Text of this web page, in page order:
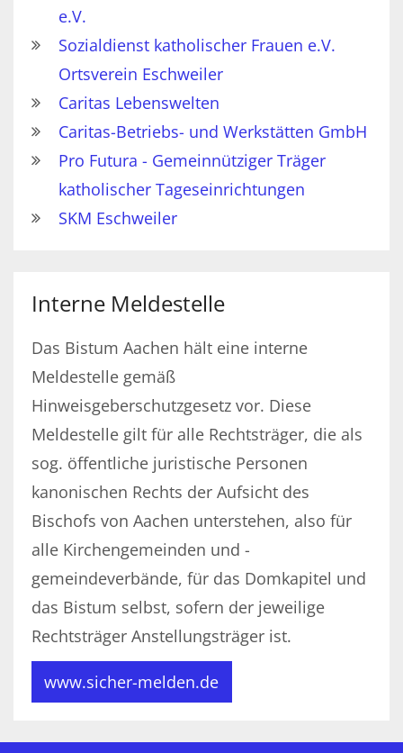
e.V.
Sozialdienst katholischer Frauen e.V.
Ortsverein Eschweiler
Caritas Lebenswelten
Caritas-Betriebs- und Werkstätten GmbH
Pro Futura - Gemeinnütziger Träger
katholischer Tageseinrichtungen
SKM Eschweiler
Interne Meldestelle
Das Bistum Aachen hält eine interne
Meldestelle gemäß
Hinweisgeberschutzgesetz vor. Diese
Meldestelle gilt für alle Rechtsträger, die als
sog. öffentliche juristische Personen
kanonischen Rechts der Aufsicht des
Bischofs von Aachen unterstehen, also für
alle Kirchengemeinden und -
gemeindeverbände, für das Domkapitel und
das Bistum selbst, sofern der jeweilige
Rechtsträger Anstellungsträger ist.
www.sicher-melden.de